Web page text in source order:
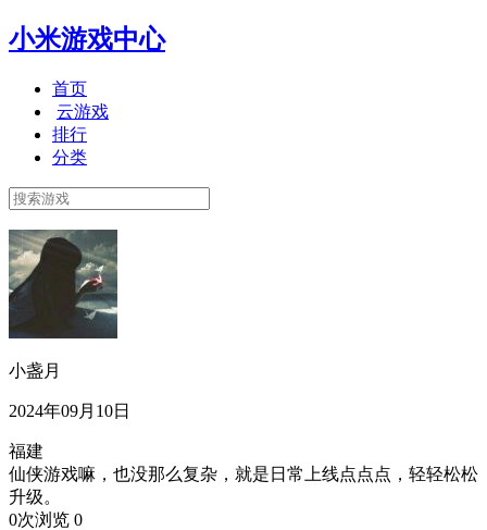
小米游戏中心
首页
云游戏
排行
分类
小盏月
2024年09月10日
福建
仙侠游戏嘛，也没那么复杂，就是日常上线点点点，轻轻松松
升级。
0次浏览 0